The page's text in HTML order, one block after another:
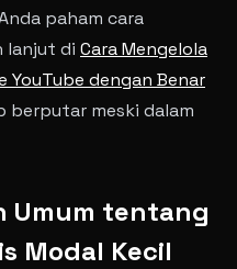
paham cara
lanjut di Cara Mengelola
YouTube dengan Benar
berputar meski dalam
Umum tentang
Modal Kecil